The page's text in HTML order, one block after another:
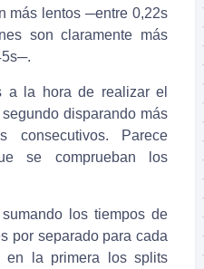
más lentos ─entre 0,22s
son claramente más
a la hora de realizar el
disparando más
consecutivos. Parece
se comprueban los
los tiempos de
por separado para cada
en la primera los splits